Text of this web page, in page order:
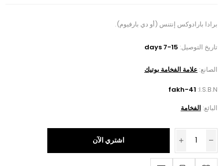
برادا بارادوكس إنتنس (أو دي بارفيوم).
تاريخ التوصيل: 7-15 days
الصانع: علامة الفخامة بوتيك
I.S.B.N:
fakh-41
البائع: الفخامة
اشتري الآن